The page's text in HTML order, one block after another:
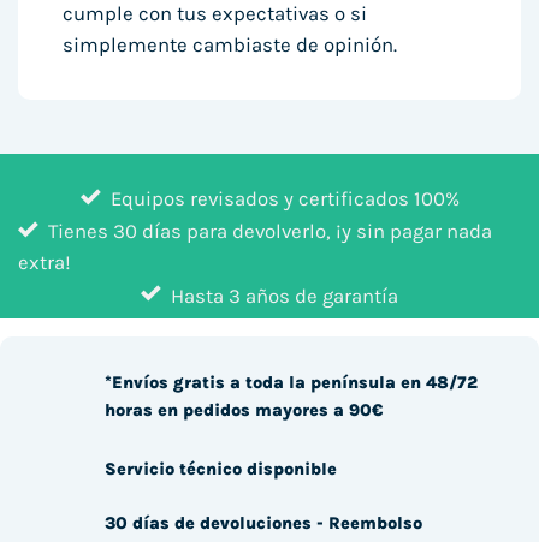
cumple con tus expectativas o si
simplemente cambiaste de opinión.
Equipos revisados y certificados 100%
Tienes 30 días para devolverlo, ¡y sin pagar nada
extra!
Hasta 3 años de garantía
*Envíos gratis a toda la península en 48/72
horas en pedidos mayores a 90€
Servicio técnico disponible
30 días de devoluciones - Reembolso